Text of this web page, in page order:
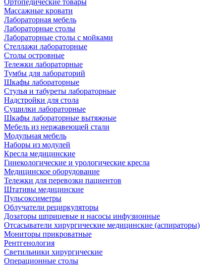
Ортопедические товары
Массажные кровати
Лабораторная мебель
Лабораторные столы
Лабораторные столы с мойками
Стеллажи лабораторные
Столы островные
Тележки лабораторные
Тумбы для лабораторий
Шкафы лабораторные
Стулья и табуреты лабораторные
Надстройки для стола
Сушилки лабораторные
Шкафы лабораторные вытяжные
Мебель из нержавеющей стали
Модульная мебель
Наборы из модулей
Кресла медицинские
Гинекологические и урологические кресла
Медицинское оборудование
Тележки для перевозки пациентов
Штативы медицинские
Пульсоксиметры
Облучатели рециркуляторы
Дозаторы шприцевые и насосы инфузионные
Отсасыватели хирургические медицинские (аспираторы)
Мониторы прикроватные
Рентгенология
Светильники хирургические
Операционные столы